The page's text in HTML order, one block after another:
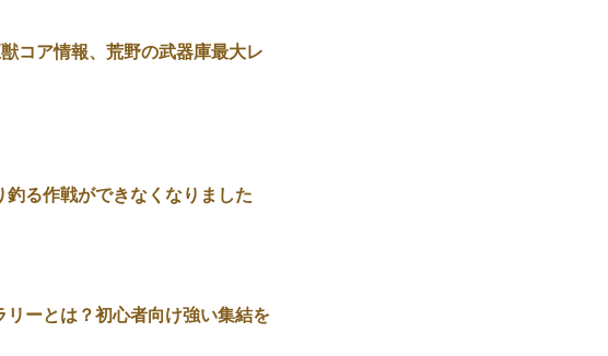
コア情報、荒野の武器庫最大レ
る作戦ができなくなりました
ーとは？初心者向け強い集結を